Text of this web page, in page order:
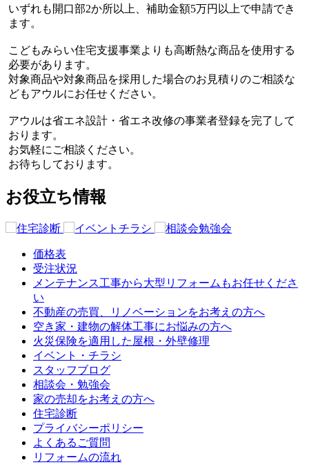
いずれも開口部2か所以上、補助金額5万円以上で申請でき
ます。
こどもみらい住宅支援事業よりも高断熱な商品を使用する
必要があります。
対象商品や対象商品を採用した場合のお見積りのご相談な
どもアウルにお任せください。
アウルは省エネ設計・省エネ改修の事業者登録を完了して
おります。
お気軽にご相談ください。
お待ちしております。
お役立ち情報
価格表
受注状況
メンテナンス工事から大型リフォームもお任せくださ
い
不動産の売買、リノベーションをお考えの方へ
空き家・建物の解体工事にお悩みの方へ
火災保険を適用した屋根・外壁修理
イベント・チラシ
スタッフブログ
相談会・勉強会
家の売却をお考えの方へ
住宅診断
プライバシーポリシー
よくあるご質問
リフォームの流れ